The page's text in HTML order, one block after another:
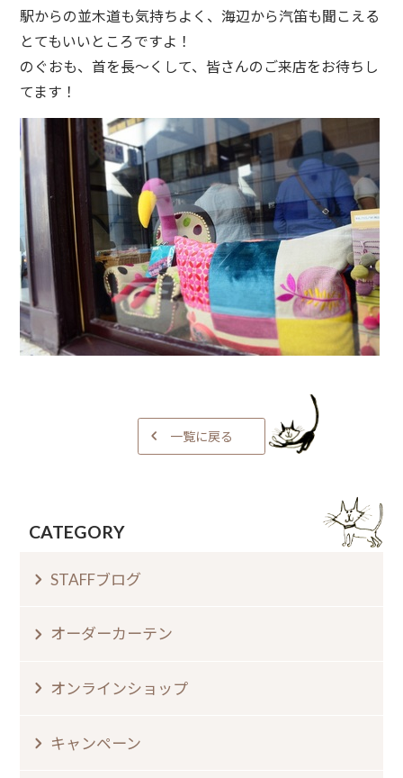
駅からの並木道も気持ちよく、海辺から汽笛も聞こえる
とてもいいところですよ！
のぐおも、首を長～くして、皆さんのご来店をお待ちし
てます！
一覧に戻る
CATEGORY
STAFFブログ
オーダーカーテン
オンラインショップ
キャンペーン